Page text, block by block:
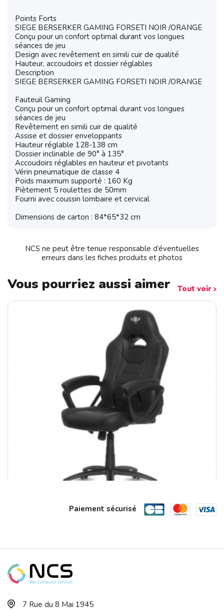
Points Forts
SIEGE BERSERKER GAMING FORSETI NOIR /ORANGE
Conçu pour un confort optimal durant vos longues
séances de jeu
Design avec revêtement en simili cuir de qualité
Hauteur, accoudoirs et dossier réglables
Description
SIEGE BERSERKER GAMING FORSETI NOIR /ORANGE
Fauteuil Gaming
Conçu pour un confort optimal durant vos longues
séances de jeu
Revêtement en simili cuir de qualité
Assise et dossier enveloppants
Hauteur réglable 128-138 cm
Dossier inclinable de 90° à 135°
Accoudoirs réglables en hauteur et pivotants
Vérin pneumatique de classe 4
Poids maximum supporté : 160 Kg
Piètement 5 roulettes de 50mm
Fourni avec coussin lombaire et cervical
Dimensions de carton : 84*65*32 cm
NCS ne peut être tenue responsable d’éventuelles
erreurs dans les fiches produits et photos
Vous pourriez aussi aimer Tout voir
Paiement sécurisé
7 Rue du 8 Mai 1945